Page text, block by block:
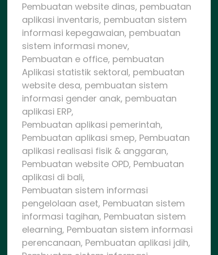
Pembuatan website dinas, pembuatan
aplikasi inventaris, pembuatan sistem
informasi kepegawaian, pembuatan
sistem informasi monev,
Pembuatan e office, pembuatan
Aplikasi statistik sektoral, pembuatan
website desa, pembuatan sistem
informasi gender anak, pembuatan
aplikasi ERP,
Pembuatan aplikasi pemerintah,
Pembuatan aplikasi smep, Pembuatan
aplikasi realisasi fisik & anggaran,
Pembuatan website OPD, Pembuatan
aplikasi di bali,
Pembuatan sistem informasi
pengelolaan aset, Pembuatan sistem
informasi tagihan, Pembuatan sistem
elearning, Pembuatan sistem informasi
perencanaan, Pembuatan aplikasi jdih,